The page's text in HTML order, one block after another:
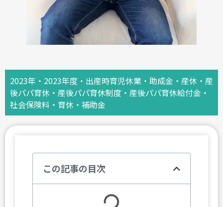
2023年 ・ 2023年度 ・ 出産時育児休業 ・ 助成金 ・ 産休 ・ 産
後パパ育休 ・ 産後パパ育休制度 ・ 産後パパ育休給付金 ・
社会保険料 ・ 育休 ・ 補助金
この記事の目次